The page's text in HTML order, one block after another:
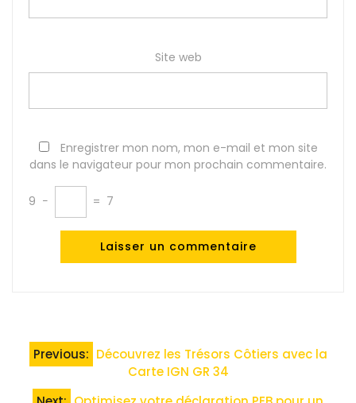
Site web
Enregistrer mon nom, mon e-mail et mon site
dans le navigateur pour mon prochain commentaire.
9 − = 7
Navigation
de
Previous: Découvrez les Trésors Côtiers avec la
Carte IGN GR 34